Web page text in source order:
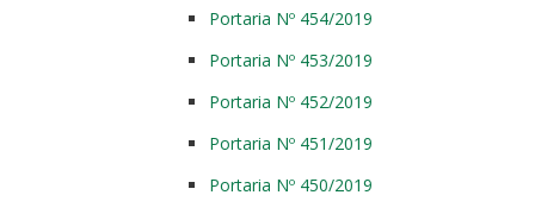
Portaria Nº 454/2019
Portaria Nº 453/2019
Portaria Nº 452/2019
Portaria Nº 451/2019
Portaria Nº 450/2019